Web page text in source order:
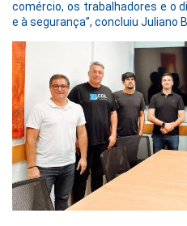
comércio, os trabalhadores e o
e à segurança”, concluiu Juliano